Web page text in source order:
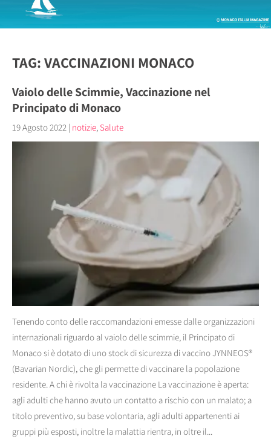
TAG: VACCINAZIONI MONACO
Vaiolo delle Scimmie, Vaccinazione nel
Principato di Monaco
19 Agosto 2022 | notizie, Salute
Tenendo conto delle raccomandazioni emesse dalle organizzazioni
internazionali riguardo al vaiolo delle scimmie, il Principato di
Monaco si è dotato di uno stock di sicurezza di vaccino JYNNEOS®
(Bavarian Nordic), che gli permette di vaccinare la popolazione
residente. A chi è rivolta la vaccinazione La vaccinazione è aperta:
agli adulti che hanno avuto un contatto a rischio con un malato; a
titolo preventivo, su base volontaria, agli adulti appartenenti ai
gruppi più esposti, inoltre la malattia rientra, in oltre il...